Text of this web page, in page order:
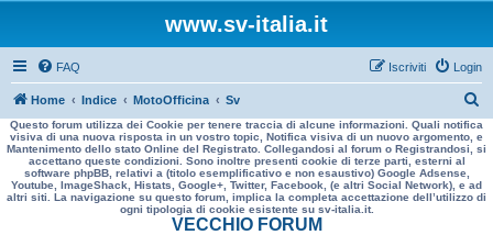
www.sv-italia.it
FAQ Login
Iscriviti
Home Indice MotoOfficina Sv
e
r
a
Questo forum utilizza dei Cookie per tenere traccia di alcune informazioni. Quali notifica
visiva di una nuova risposta in un vostro topic, Notifica visiva di un nuovo argomento, e
Mantenimento dello stato Online del Registrato. Collegandosi al forum o Registrandosi, si
accettano queste condizioni. Sono inoltre presenti cookie di terze parti, esterni al
software phpBB, relativi a (titolo esemplificativo e non esaustivo) Google Adsense,
Youtube, ImageShack, Histats, Google+, Twitter, Facebook, (e altri Social Network), e ad
altri siti. La navigazione su questo forum, implica la completa accettazione dell’utilizzo di
ogni tipologia di cookie esistente su sv-italia.it.
VECCHIO FORUM